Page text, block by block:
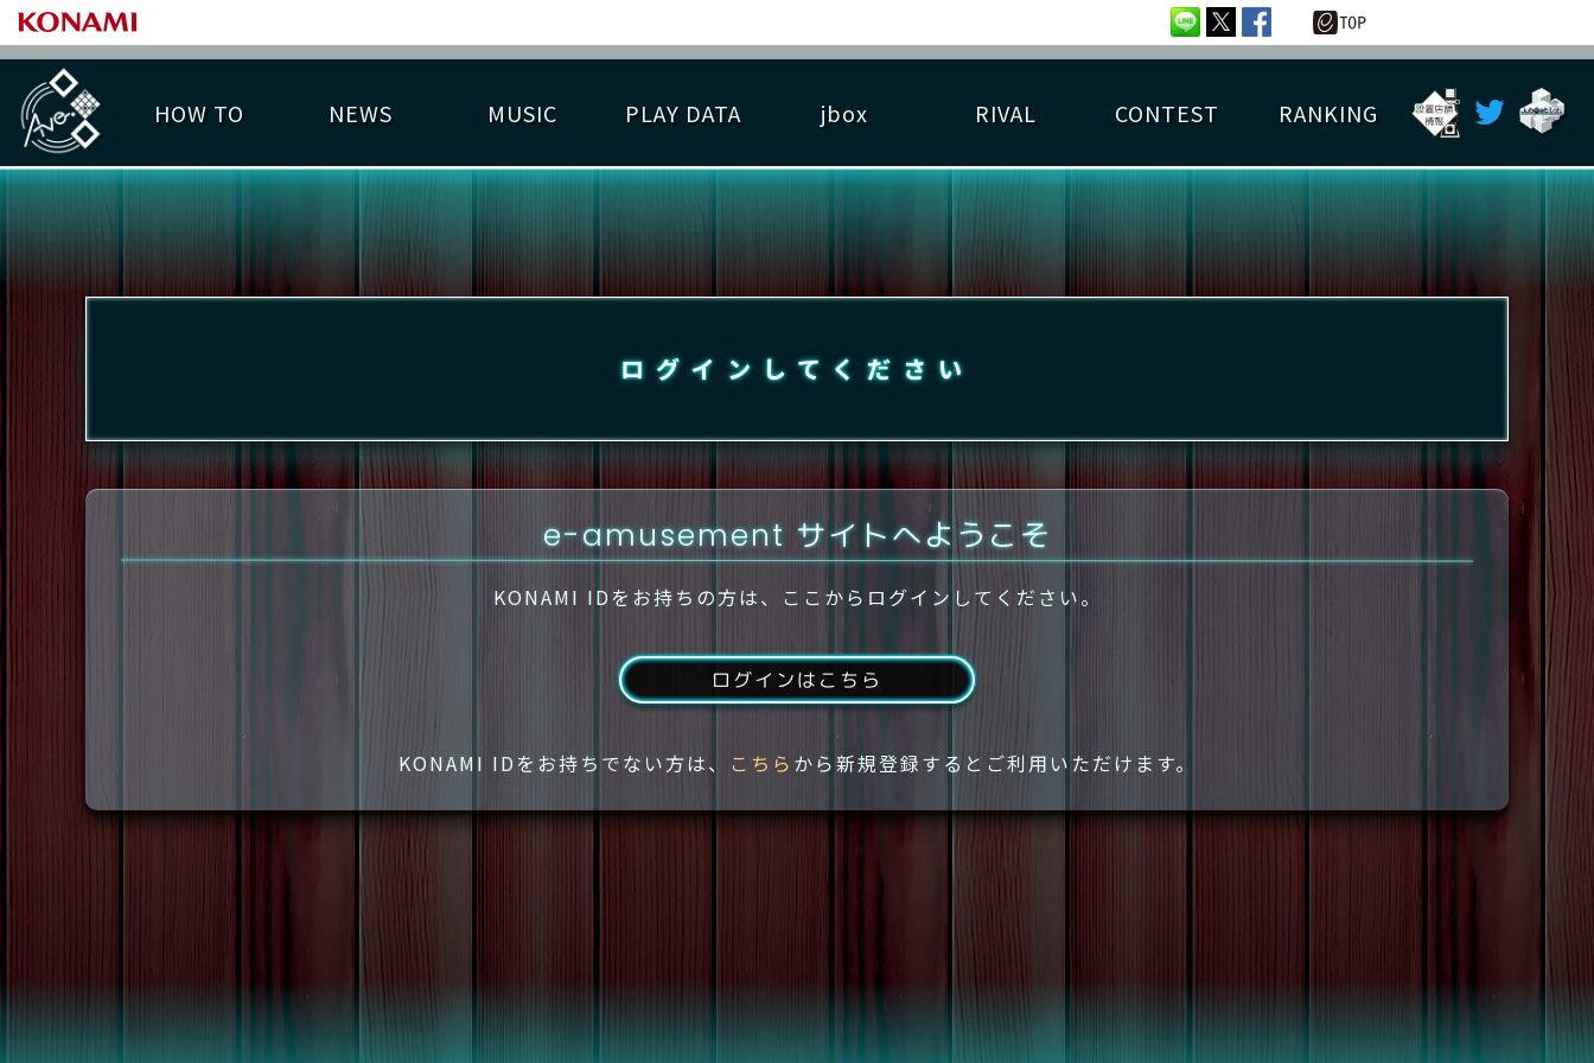
HOW TO
基本の遊び方
NEWS MUSIC
遊べる楽曲
PLAY DATA
PLAY DATA TOP
称号 プレー履歴 プレーグラフ ねんごろチャレンジ EDIT譜面
jbox RIVAL
ライバル一覧 プレーヤー検索
CONTEST
大会開催 大会とは？
RANKING
LICENSE HIT CHART ORIGINAL HIT CHART RANKING RANKING
ログインしてください
e-amusement サイトへようこそ
KONAMI IDをお持ちの方は、ここからログインしてください。
ログインはこちら
KONAMI IDをお持ちでない方は、 こちら から新規登録するとご利用いただけます。